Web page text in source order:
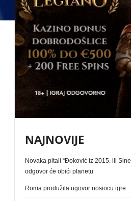
NAJNOVIJE
Novaka pitali “Đoković iz 2015. ili
odgovor će obići planetu
Roma produžila ugovor nosiocu igre